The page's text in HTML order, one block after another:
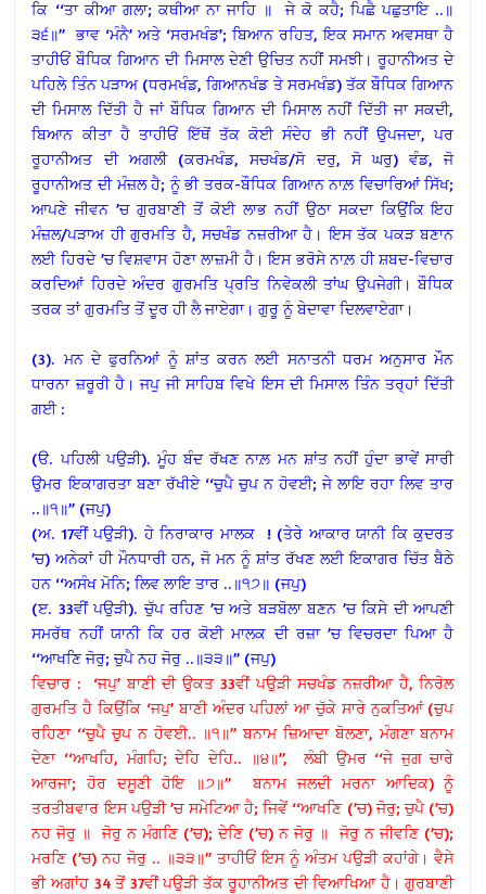
ਕਿ ‘‘ਤਾ ਕੀਆ ਗਲਾ; ਕਥੀਆ ਨਾ ਜਾਹਿ ॥ ਜੇ ਕੋ ਕਹੈ; ਪਿਛੈ ਪਛੁਤਾਇ ..॥
੩੬॥’’ ਭਾਵ ‘ਮੰਨੈ’ ਅਤੇ ‘ਸਰਮਖੰਡ’; ਬਿਆਨ ਰਹਿਤ, ਇਕ ਸਮਾਨ ਅਵਸਥਾ ਹੈ
ਤਾਹੀਓਂ ਬੌਧਿਕ ਗਿਆਨ ਦੀ ਮਿਸਾਲ ਦੇਣੀ ਉਚਿਤ ਨਹੀਂ ਸਮਝੀ। ਰੂਹਾਨੀਅਤ ਦੇ
ਪਹਿਲੇ ਤਿੰਨ ਪੜਾਅ (ਧਰਮਖੰਡ, ਗਿਆਨਖੰਡ ਤੇ ਸਰਮਖੰਡ) ਤੱਕ ਬੌਧਿਕ ਗਿਆਨ
ਦੀ ਮਿਸਾਲ ਦਿੱਤੀ ਹੈ ਜਾਂ ਬੌਧਿਕ ਗਿਆਨ ਦੀ ਮਿਸਾਲ ਨਹੀਂ ਦਿੱਤੀ ਜਾ ਸਕਦੀ,
ਬਿਆਨ ਕੀਤਾ ਹੈ ਤਾਹੀਓਂ ਇੱਥੋਂ ਤੱਕ ਕੋਈ ਸੰਦੇਹ ਭੀ ਨਹੀਂ ਉਪਜਦਾ, ਪਰ
ਰੂਹਾਨੀਅਤ ਦੀ ਅਗਲੀ (ਕਰਮਖੰਡ, ਸਚਖੰਡ/ਸੋ ਦਰੁ, ਸੋ ਘਰੁ) ਵੰਡ, ਜੋ
ਰੂਹਾਨੀਅਤ ਦੀ ਮੰਜ਼ਲ ਹੈ; ਨੂੰ ਭੀ ਤਰਕ-ਬੌਧਿਕ ਗਿਆਨ ਨਾਲ਼ ਵਿਚਾਰਿਆਂ ਸਿੱਖ;
ਆਪਣੇ ਜੀਵਨ ’ਚ ਗੁਰਬਾਣੀ ਤੋਂ ਕੋਈ ਲਾਭ ਨਹੀਂ ਉਠਾ ਸਕਦਾ ਕਿਉਂਕਿ ਇਹ
ਮੰਜ਼ਲ/ਪੜਾਅ ਹੀ ਗੁਰਮਤਿ ਹੈ, ਸਚਖੰਡ ਨਜ਼ਰੀਆ ਹੈ। ਇਸ ਤੱਕ ਪਕੜ ਬਣਾਨ
ਲਈ ਹਿਰਦੇ ’ਚ ਵਿਸ਼ਵਾਸ ਹੋਣਾ ਲਾਜ਼ਮੀ ਹੈ। ਇਸ ਭਰੋਸੇ ਨਾਲ਼ ਹੀ ਸ਼ਬਦ-ਵਿਚਾਰ
ਕਰਦਿਆਂ ਹਿਰਦੇ ਅੰਦਰ ਗੁਰਮਤਿ ਪ੍ਰਤਿ ਨਿਵੇਕਲੀ ਤਾਂਘ ਉਪਜੇਗੀ। ਬੌਧਿਕ
ਤਰਕ ਤਾਂ ਗੁਰਮਤਿ ਤੋਂ ਦੂਰ ਹੀ ਲੈ ਜਾਏਗਾ। ਗੁਰੂ ਨੂੰ ਬੇਦਾਵਾ ਦਿਲਵਾਏਗਾ।
(3). ਮਨ ਦੇ ਫੁਰਨਿਆਂ ਨੂੰ ਸ਼ਾਂਤ ਕਰਨ ਲਈ ਸਨਾਤਨੀ ਧਰਮ ਅਨੁਸਾਰ ਮੌਨ
ਧਾਰਨਾ ਜ਼ਰੂਰੀ ਹੈ। ਜਪੁ ਜੀ ਸਾਹਿਬ ਵਿਖੇ ਇਸ ਦੀ ਮਿਸਾਲ ਤਿੰਨ ਤਰ੍ਹਾਂ ਦਿੱਤੀ
ਗਈ :
(ੳ. ਪਹਿਲੀ ਪਉੜੀ). ਮੂੰਹ ਬੰਦ ਰੱਖਣ ਨਾਲ਼ ਮਨ ਸ਼ਾਂਤ ਨਹੀਂ ਹੁੰਦਾ ਭਾਵੇਂ ਸਾਰੀ
ਉਮਰ ਇਕਾਗਰਤਾ ਬਣਾ ਰੱਖੀਏ ‘‘ਚੁਪੈ ਚੁਪ ਨ ਹੋਵਈ; ਜੇ ਲਾਇ ਰਹਾ ਲਿਵ ਤਾਰ
..॥੧॥’’ (ਜਪੁ)
(ਅ. 17ਵੀਂ ਪਉੜੀ). ਹੇ ਨਿਰਾਕਾਰ ਮਾਲਕ ! (ਤੇਰੇ ਆਕਾਰ ਯਾਨੀ ਕਿ ਕੁਦਰਤ
’ਚ) ਅਨੇਕਾਂ ਹੀ ਮੌਨਧਾਰੀ ਹਨ, ਜੋ ਮਨ ਨੂੰ ਸ਼ਾਂਤ ਰੱਖਣ ਲਈ ਇਕਾਗਰ ਚਿੱਤ ਬੈਠੇ
ਹਨ ‘‘ਅਸੰਖ ਮੋਨਿ; ਲਿਵ ਲਾਇ ਤਾਰ ..॥੧੭॥ (ਜਪੁ)
(ੲ. 33ਵੀਂ ਪਉੜੀ). ਚੁੱਪ ਰਹਿਣ ’ਚ ਅਤੇ ਬੜਬੋਲਾ ਬਣਨ ’ਚ ਕਿਸੇ ਦੀ ਆਪਣੀ
ਸਮਰੱਥ ਨਹੀਂ ਯਾਨੀ ਕਿ ਹਰ ਕੋਈ ਮਾਲਕ ਦੀ ਰਜ਼ਾ ’ਚ ਵਿਚਰਦਾ ਪਿਆ ਹੈ
‘‘ਆਖਣਿ ਜੋਰੁ; ਚੁਪੈ ਨਹ ਜੋਰੁ ..॥੩੩॥’’ (ਜਪੁ)
ਵਿਚਾਰ : ‘ਜਪੁ’ ਬਾਣੀ ਦੀ ਉਕਤ 33ਵੀਂ ਪਉੜੀ ਸਚਖੰਡ ਨਜ਼ਰੀਆ ਹੈ, ਨਿਰੋਲ
ਗੁਰਮਤਿ ਹੈ ਕਿਉਂਕਿ ‘ਜਪੁ’ ਬਾਣੀ ਅੰਦਰ ਪਹਿਲਾਂ ਆ ਚੁੱਕੇ ਸਾਰੇ ਨੁਕਤਿਆਂ (ਚੁਪ
ਰਹਿਣਾ ‘‘ਚੁਪੈ ਚੁਪ ਨ ਹੋਵਈ.. ॥੧॥’’ ਬਨਾਮ ਜ਼ਿਆਦਾ ਬੋਲਣਾ, ਮੰਗਣਾ ਬਨਾਮ
ਦੇਣਾ ‘‘ਆਖਹਿ, ਮੰਗਹਿ; ਦੇਹਿ ਦੇਹਿ.. ॥੪॥’’, ਲੰਬੀ ਉਮਰ ‘‘ਜੇ ਜੁਗ ਚਾਰੇ
ਆਰਜਾ; ਹੋਰ ਦਸੂਣੀ ਹੋਇ ॥੭॥’’ ਬਨਾਮ ਜਲਦੀ ਮਰਨਾ ਆਦਿਕ) ਨੂੰ
ਤਰਤੀਬਵਾਰ ਇਸ ਪਉੜੀ ’ਚ ਸਮੇਟਿਆ ਹੈ; ਜਿਵੇਂ ‘‘ਆਖਣਿ (’ਚ) ਜੋਰੁ; ਚੁਪੈ (’ਚ)
ਨਹ ਜੋਰੁ ॥ ਜੋਰੁ ਨ ਮੰਗਣਿ (’ਚ); ਦੇਣਿ (’ਚ) ਨ ਜੋਰੁ ॥ ਜੋਰੁ ਨ ਜੀਵਣਿ (’ਚ);
ਮਰਣਿ (’ਚ) ਨਹ ਜੋਰੁ .. ॥੩੩॥’’ ਤਾਹੀਓਂ ਇਸ ਨੂੰ ਅੰਤਮ ਪਉੜੀ ਕਹਾਂਗੇ। ਵੈਸੇ
ਭੀ ਅਗਾਂਹ 34 ਤੋਂ 37ਵੀਂ ਪਉੜੀ ਤੱਕ ਰੂਹਾਨੀਅਤ ਦੀ ਵਿਆਖਿਆ ਹੈ। ਗੁਰਬਾਣੀ